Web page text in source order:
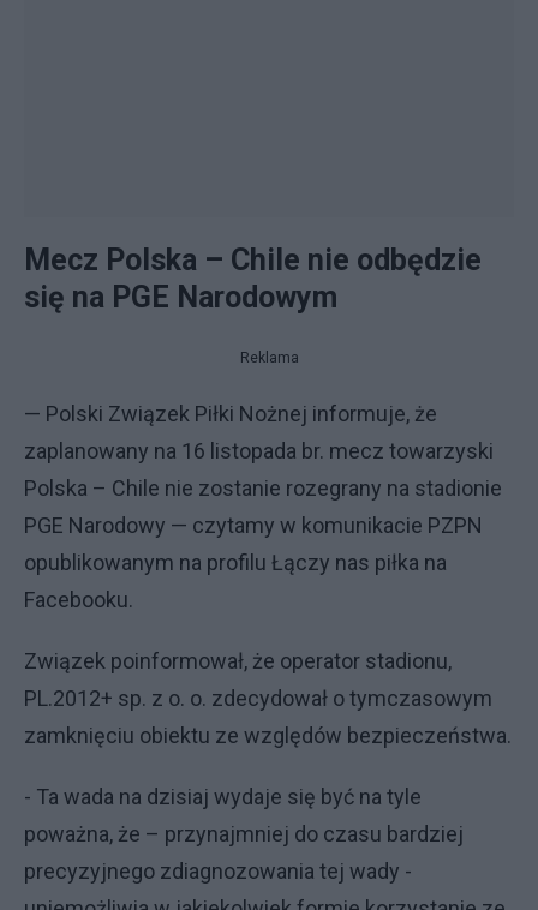
Mecz Polska – Chile nie odbędzie
się na PGE Narodowym
Reklama
— Polski Związek Piłki Nożnej informuje, że
zaplanowany na 16 listopada br. mecz towarzyski
Polska – Chile nie zostanie rozegrany na stadionie
PGE Narodowy — czytamy w komunikacie PZPN
opublikowanym na profilu Łączy nas piłka na
Facebooku.
Związek poinformował, że operator stadionu,
PL.2012+ sp. z o. o. zdecydował o tymczasowym
zamknięciu obiektu ze względów bezpieczeństwa.
- Ta wada na dzisiaj wydaje się być na tyle
poważna, że – przynajmniej do czasu bardziej
precyzyjnego zdiagnozowania tej wady -